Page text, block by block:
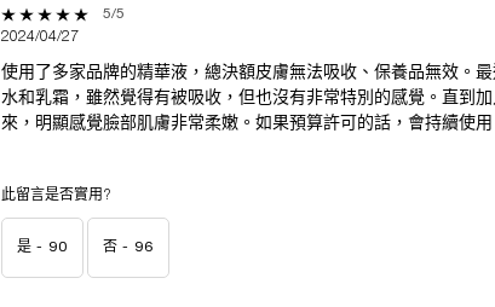
5 out of 5 stars. 5/5
2024/04/27
使用了多家品牌的精華液，總決額皮膚無法吸收、保養品無效。
水和乳霜，雖然覺得有被吸收，但也沒有非常特別的感覺。直到
來，明顯感覺臉部肌膚非常柔嫩。如果預算許可的話，會持續使用
此留言是否實用?
是 - 90 否 - 96